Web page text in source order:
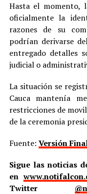
Hasta el momento,
oficialmente la
razones de su
podrían derivarse
entregado detalles
judicial o
La situación se
Cauca mantenía
restricciones de
de la ceremonia
Fuente: Versión
Sigue las noticias
en
Twitter